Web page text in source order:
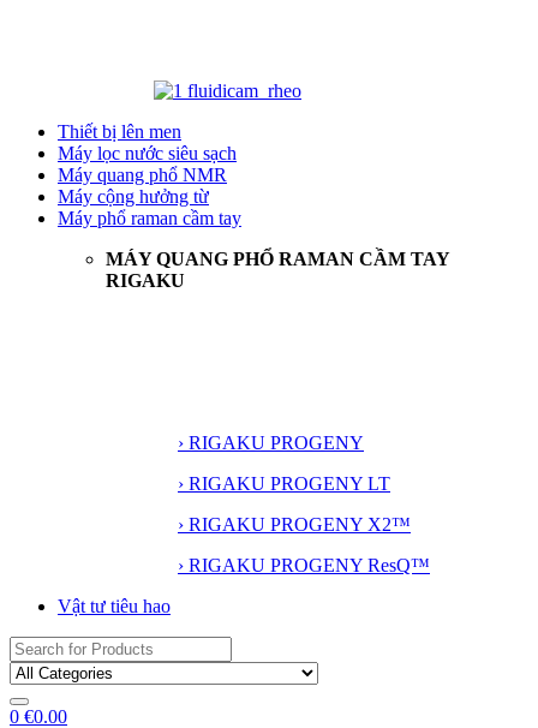
Thiết bị lên men
Máy lọc nước siêu sạch
Máy quang phổ NMR
Máy cộng hưởng từ
Máy phổ raman cầm tay
MÁY QUANG PHỔ RAMAN CẦM TAY
RIGAKU
› RIGAKU PROGENY
› RIGAKU PROGENY LT
› RIGAKU PROGENY X2™
› RIGAKU PROGENY ResQ™
Vật tư tiêu hao
Search
for:
0 €0.00